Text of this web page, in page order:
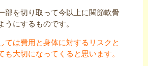
部を切り取って今以上に関節軟骨
うにするものです。
ては費用と身体に対するリスクと
も大切になってくると思います。